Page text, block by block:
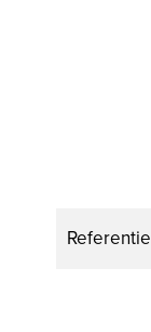
Referentie